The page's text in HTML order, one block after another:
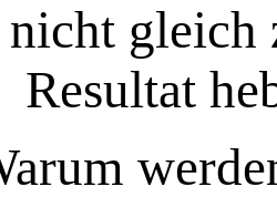
nicht gleich
Resultat